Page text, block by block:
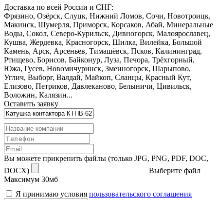
Доставка по всей России и СНГ:
Фрязино, Озёрск, Слуцк, Нижний Ломов, Сочи, Новотроицк,
Макинск, Шумерля, Приморск, Корсаков, Абай, Минеральные
Воды, Сокол, Северо-Курильск, Дивногорск, Малоярославец,
Кушва, Жердевка, Красногорск, Шилка, Вилейка, Большой
Камень, Арск, Арсеньев, Тимашёвск, Псков, Калининград,
Ртищево, Борисов, Байконур, Луза, Печора, Трёхгорный,
Южа, Гусев, Новомичуринск, Змеиногорск, Шарыпово,
Углич, Выборг, Валдай, Майкоп, Сланцы, Красный Кут,
Елизово, Петриков, Давлеканово, Белыничи, Цивильск,
Воложин, Калязин...
Оставить заявку
Вы можете прикрепить файлы (только JPG, PNG, PDF, DOC,
DOCX)
Выберите файл
Максимум 30мб
Я принимаю условия пользовательского соглашения